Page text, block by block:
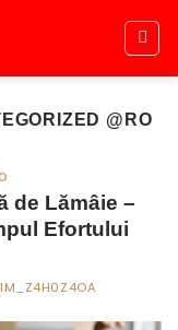
@RO
de Lămâie –
Efortului